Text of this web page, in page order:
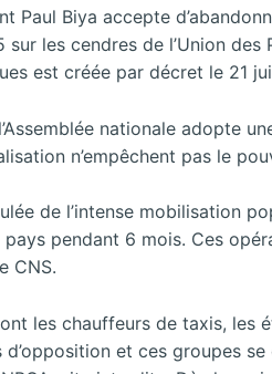
Paul Biya accepte
sur les cendres de l’Union
est créée par décret le 21
nationale adopte
n’empêchent pas le
de l’intense mobilisation
pendant 6 mois. Ces
CNS.
les chauffeurs de taxis, les
et ces groupes